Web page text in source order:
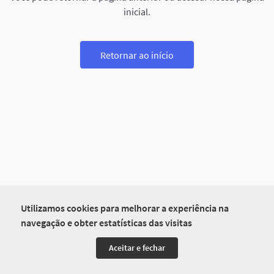
Utilizamos cookies para melhorar a experiência na
navegação e obter estatísticas das visitas
Aceitar e fechar
inicial.
Retornar ao início